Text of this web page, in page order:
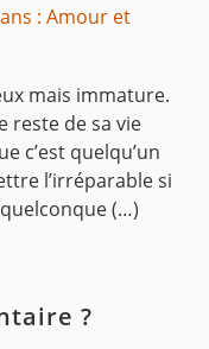
: Amour et
mais immature.
reste de sa vie
c’est quelqu’un
l’irréparable si
(…)
?